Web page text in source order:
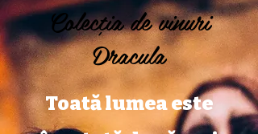
Colecția de vinuri
Dracula
Toată lumea este